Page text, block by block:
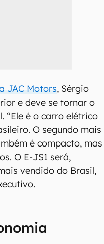
JAC Motors, Sérgio
e deve se tornar o
“Ele é o carro elétrico
O segundo mais
é compacto, mas
O E-JS1 será,
vendido do Brasil,